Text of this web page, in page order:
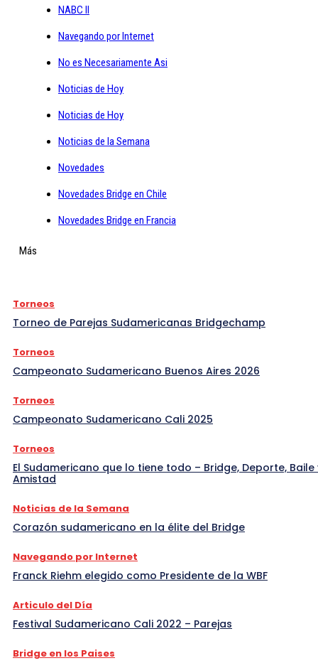
NABC II
Navegando por Internet
No es Necesariamente Asi
Noticias de Hoy
Noticias de Hoy
Noticias de la Semana
Novedades
Novedades Bridge en Chile
Novedades Bridge en Francia
Más
Torneos
Torneo de Parejas Sudamericanas Bridgechamp
Torneos
Campeonato Sudamericano Buenos Aires 2026
Torneos
Campeonato Sudamericano Cali 2025
Torneos
El Sudamericano que lo tiene todo – Bridge, Deporte, Baile
Amistad
Noticias de la Semana
Corazón sudamericano en la élite del Bridge
Navegando por Internet
Franck Riehm elegido como Presidente de la WBF
Articulo del Día
Festival Sudamericano Cali 2022 – Parejas
Bridge en los Paises